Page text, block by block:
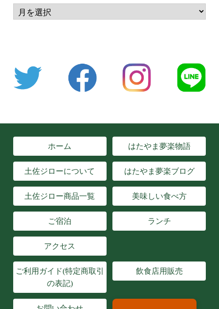
ホーム はたやま夢楽物語
土佐ジローについて はたやま夢楽ブログ
土佐ジロー商品一覧 美味しい食べ方
ご宿泊 ランチ
アクセス
ご利用ガイド(特定商取引
の表記)
飲食店用販売